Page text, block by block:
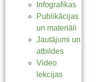
Infografikas
Publikācijas
un materiāli
Jautājumi un
atbildes
Video
lekcijas